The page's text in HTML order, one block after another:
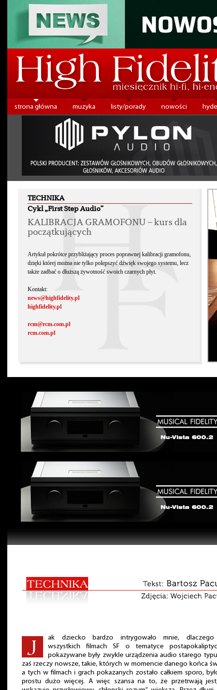
strona główna muzyka listy/porady nowości
TECHNIKA
Cykl „First Step Audio”
KALIBRACJA GRAMOFONU – kurs dla
początkujących
Artykuł pokrótce przybliżający proces poprawnej kalibracji gramofonu,
dzięki której można nie tylko polepszyć dźwięk swojego systemu, lecz
także zadbać o dłuższą żywotność swoich czarnych płyt.
Kontakt:
news@highfidelity.pl
highfidelity.pl
rcm@rcm.com.pl
rcm.com.pl
ak dziecko bardzo intrygowało mnie,
wszystkich filmach SF o tematyce
pokazywane były zwykle urządzenia audio starego
zaś rzeczy nowsze, takie, których w momencie danego końca
a tych w filmach i grach pokazanych zostało całkiem sporo,
prostu dużo więcej. A więc szansa na to, że przetrwają